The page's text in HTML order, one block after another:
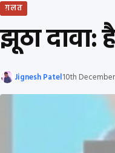
ग़लत
झूठा दावा:
Jignesh Patel10th